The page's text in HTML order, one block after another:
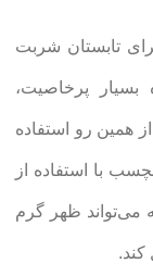
تابستان شربت
پرخاصیت،
همین رو استفاده
با استفاده از
می‌تواند ظهر گرم
کند.